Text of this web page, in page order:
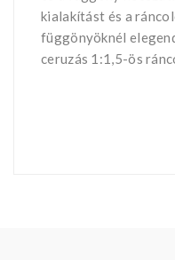
kialakítást és a
függönyöknél
ceruzás 1:1,5-ös